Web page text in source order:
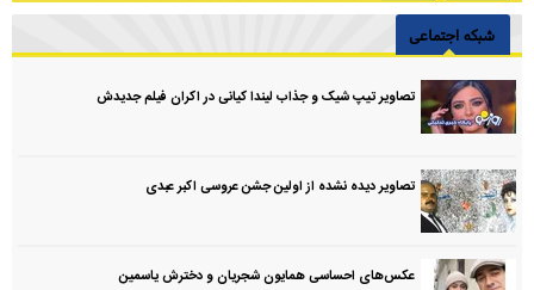
شبکه اجتماعی
تصاویر تیپ شیک و جذاب لیندا کیانی در اکران فیلم جدیدش
تصاویر دیده نشده از اولین جشن عروسی اکبر عبدی
عکس‌های احساسی همایون شجریان و دخترش یاسمین